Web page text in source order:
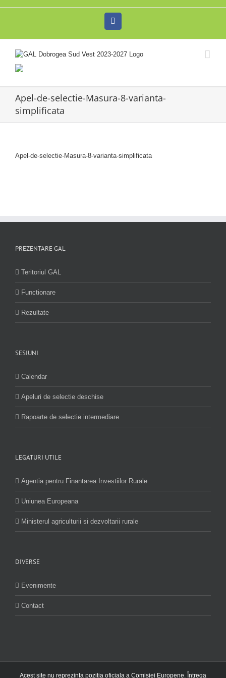
Apel-de-selectie-Masura-8-varianta-
simplificata
Apel-de-selectie-Masura-8-varianta-simplificata
PREZENTARE GAL
Teritoriul GAL
Functionare
Rezultate
SESIUNI
Calendar
Apeluri de selectie deschise
Rapoarte de selectie intermediare
LEGATURI UTILE
Agentia pentru Finantarea Investiilor Rurale
Uniunea Europeana
Ministerul agriculturii si dezvoltarii rurale
DIVERSE
Evenimente
Contact
Acest site nu reprezinta pozitia oficiala a Comisiei Europene. Întrega